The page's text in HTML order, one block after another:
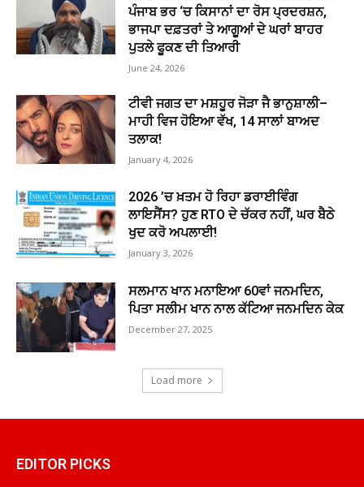
ਪੰਜਾਬ ਭਰ ‘ਚ ਕਿਸਾਨਾਂ ਦਾ ਰੋਸ ਪ੍ਰਦਰਸ਼ਨ,
ਭਾਜਪਾ ਦਫ਼ਤਰਾਂ ਤੇ ਆਗੂਆਂ ਦੇ ਘਰਾਂ ਬਾਹਰ
ਪੁਤਲੇ ਫੂਕਣ ਦੀ ਤਿਆਰੀ
June 24, 2026
ਟੀਵੀ ਜਗਤ ਦਾ ਮਸ਼ਹੂਰ ਜੋੜਾ ਜੈ ਭਾਨੁਸ਼ਾਲੀ–
ਮਾਹੀ ਵਿਜ ਹੋਇਆ ਵੱਖ, 14 ਸਾਲਾਂ ਬਾਅਦ
ਤਲਾਕ!
January 4, 2026
2026 ’ਚ ਖ਼ਤਮ ਹੋ ਰਿਹਾ ਡਰਾਈਵਿੰਗ
ਲਾਇਸੈਂਸ? ਹੁਣ RTO ਦੇ ਚੱਕਰ ਨਹੀਂ, ਘਰ ਬੈਠੇ
ਖੁਦ ਕਰੋ ਅਪਲਾਈ!
January 3, 2026
ਸਲਮਾਨ ਖਾਨ ਮਨਾਇਆ 60ਵਾਂ ਜਨਮਦਿਨ,
ਪਿਤਾ ਸਲੀਮ ਖਾਨ ਨਾਲ ਕੱਟਿਆ ਜਨਮਦਿਨ ਕੇਕ
December 27, 2025
Load more
EDITOR PICKS